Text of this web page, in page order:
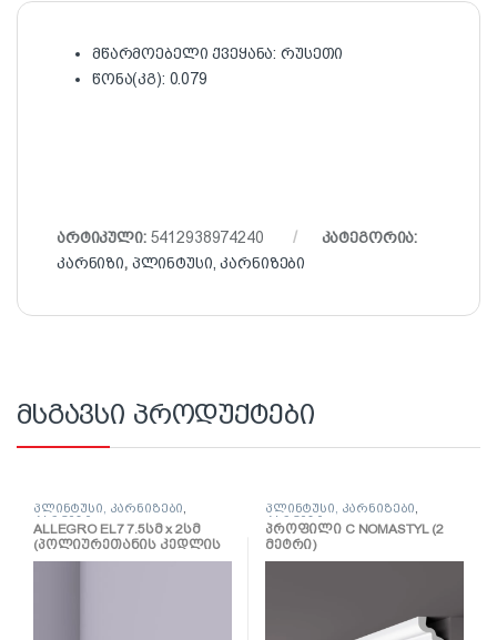
მწარმოებელი ქვეყანა: რუსეთი
წონა(კგ): 0.079
არტიკული: 5412938974240
კატეგორია:
კარნიზი, პლინტუსი, კარნიზები
მსგავსი პროდუქტები
პლინტუსი, კარნიზები,
კარნიზი
ALLEGRO EL7 7.5სმ x 2სმ
(პოლიურეთანის კედლის
კარნიზი)
პლინტუსი, კარნიზები,
კარნიზი
პროფილი C NOMASTYL (2
მეტრი)